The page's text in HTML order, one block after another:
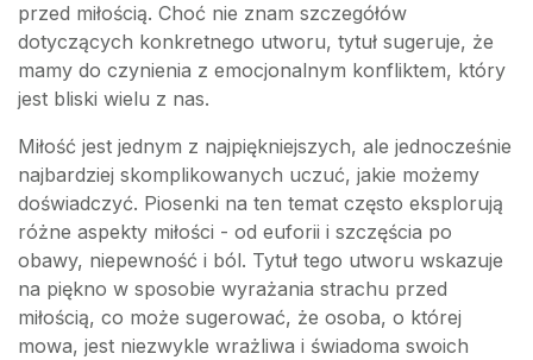
przed miłością. Choć nie znam szczegółów
dotyczących konkretnego utworu, tytuł sugeruje, że
mamy do czynienia z emocjonalnym konfliktem, który
jest bliski wielu z nas.
Miłość jest jednym z najpiękniejszych, ale jednocześnie
najbardziej skomplikowanych uczuć, jakie możemy
doświadczyć. Piosenki na ten temat często eksplorują
różne aspekty miłości - od euforii i szczęścia po
obawy, niepewność i ból. Tytuł tego utworu wskazuje
na piękno w sposobie wyrażania strachu przed
miłością, co może sugerować, że osoba, o której
mowa, jest niezwykle wrażliwa i świadoma swoich